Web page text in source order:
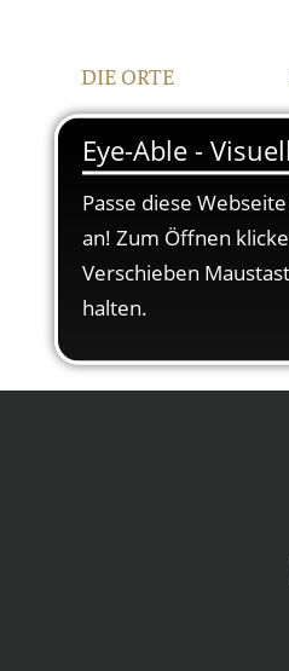
DIE ORTE
LAGEN
BEWÄSSERUNG
IPHOFEN
HOF UND VINOTHEK